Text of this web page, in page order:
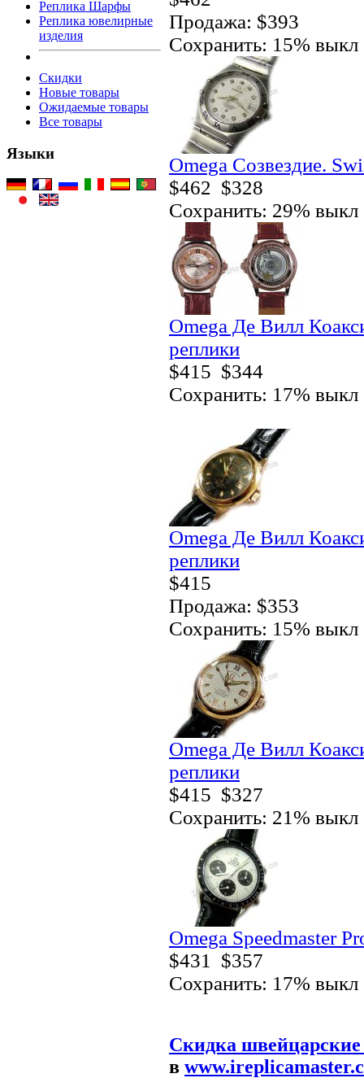
Реплика Шарфы
Реплика ювелирные
изделия
Скидки
Новые товары
Ожидаемые товары
Все товары
Языки
Продажа: $393
Сохранить: 15% выкл
Omega Созвездие.
$462 $328
Сохранить: 29% выкл
Omega Де Вилл
реплики
$415 $344
Сохранить: 17% выкл
Omega Де Вилл
реплики
$415
Продажа: $353
Сохранить: 15% выкл
Omega Де Вилл
реплики
$415 $327
Сохранить: 21% выкл
Omega Speedmaster
$431
$357
Сохранить: 17% выкл
Скидка
в